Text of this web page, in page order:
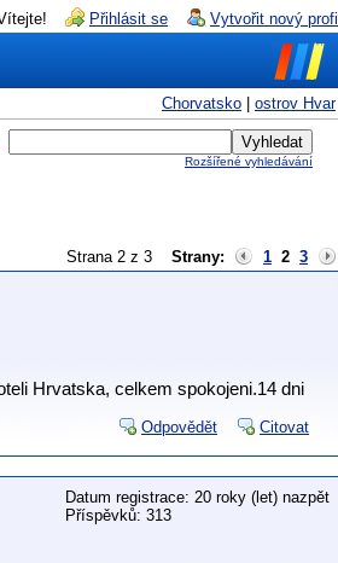
Přihlásit se Vytvořit nový profil
Chorvatsko ostrov Hvar
Rozšířené vyhledávání
Strana 2 z 3 Strany: 1 2 3
Hrvatska, celkem spokojeni.14 dni
Odpovědět Citovat
Datum registrace: 20 roky (let) nazpět
Příspěvků: 313